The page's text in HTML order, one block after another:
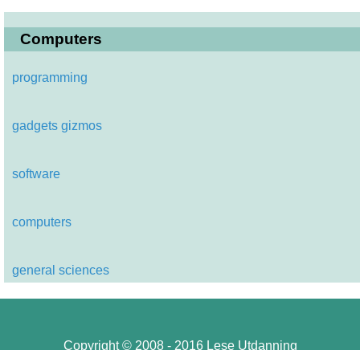
Computers
programming
gadgets gizmos
software
computers
general sciences
Copyright © 2008 - 2016 Lese Utdanning